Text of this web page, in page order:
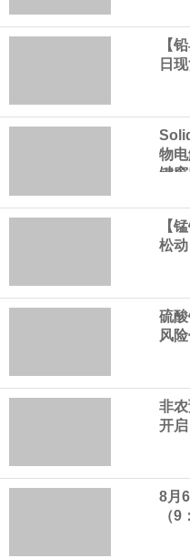
展"，与行业各方携
会诚挚邀请整车企业
位加入，共商发展大
8月5日，长鑫科技大
当日总成交额的
欧洲央行表示，各银
欧元区6月PPI月率 -
山东黄金公告称，截
【
日
物
键
【
松
硫
风
非
开启
8月
（9